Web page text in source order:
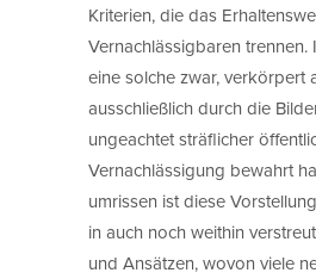
Kriterien, die das
Vernachlässigbaren trennen.
eine solche zwar, verkörpert
ausschließlich durch die
ungeachtet sträflicher
Vernachlässigung bewahrt
umrissen ist diese
in auch noch weithin
und Ansätzen, wovon viele